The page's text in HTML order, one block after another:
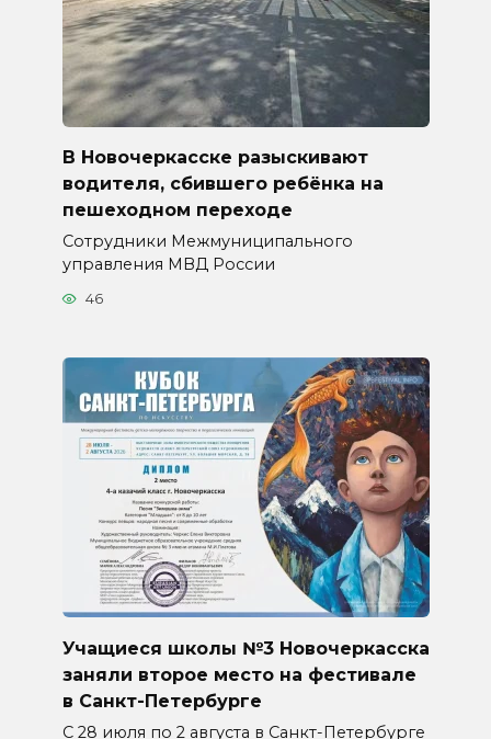
В Новочеркасске разыскивают
водителя, сбившего ребёнка на
пешеходном переходе
Сотрудники Межмуниципального
управления МВД России
46
Учащиеся школы №3 Новочеркасска
заняли второе место на фестивале
в Санкт-Петербурге
С 28 июля по 2 августа в Санкт-Петербурге